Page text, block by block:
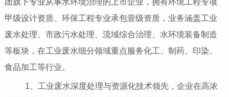
甲级设计资质、环保工程专业承包壹级资质，业务涵盖工业
废水处理、市政污水处理、流域综合治理、水环境装备制造
等板块，在工业废水细分领域重点服务化工、制药、印染、
食品加工等行业。
1、工业废水深度处理与资源化技术领先，企业在高浓